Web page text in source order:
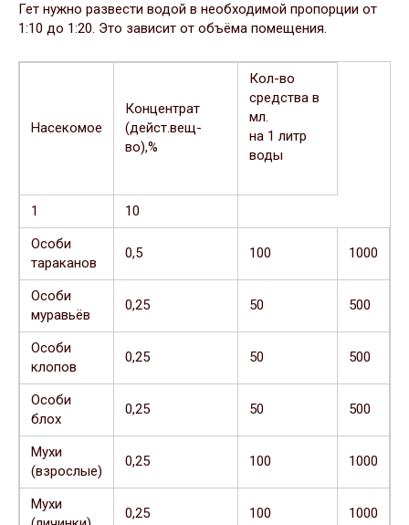
Гет нужно развести водой в необходимой пропорции от
1:10 до 1:20. Это зависит от объёма помещения.
Насекомое
Концентрат
(дейст.вещ-
во),%
Кол-во
средства в
мл.
на 1 литр
воды
1
10
Особи
тараканов
0,5 100 1000
Особи
муравьёв
0,25 50 500
Особи
клопов
0,25 50 500
Особи
блох
0,25 50 500
Мухи
(взрослые)
0,25 100 1000
Мухи
0,25 100 1000